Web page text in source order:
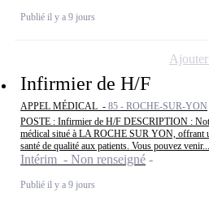
Publié il y a 9 jours
Infirmier de H/F
APPEL MÉDICAL - 85 - ROCHE-SUR-YON
POSTE : Infirmier de H/F DESCRIPTION :
médical situé à LA ROCHE SUR YON, offrant
santé de qualité aux patients. Vous pouvez venir...
Intérim - Non renseigné
Publié il y a 9 jours